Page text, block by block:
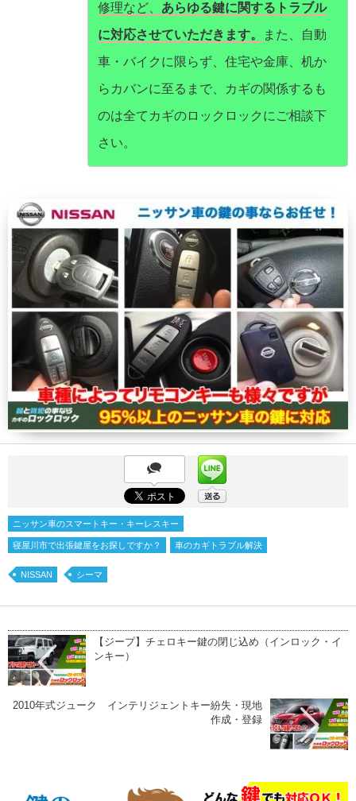
修理など、 あらゆる鍵に関するトラブル
に対応させていただきます。
また、自動
車・バイクに限らず、住宅や金庫、机か
らカバンに至るまで、カギの関係するも
のは全てカギのロックロックにご相談下
さい。
ニッサン車のスマートキー・キーレスキー
寝屋川市で出張鍵屋をお探しですか？ 車のカギトラブル解決
NISSAN シーマ
【ジープ】チェロキー鍵の閉じ込め（インロック・イ
ンキー）
2010年式ジューク インテリジェントキー紛失・現地
作成・登録